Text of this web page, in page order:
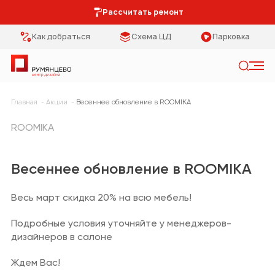
Рассчитать ремонт
Как добраться Схема ЦД Парковка
Категории
Предметы
Освещение
Кухонная мебель
Двери
Тип помещения
Столовая
Спальня
Гостиная
Главная Акции Весеннее обновление в ROOMIKA
ROOMIKA
Весеннее обновление в ROOMIKA
Весь март скидка 20% на всю мебель!
Подробные условия уточняйте у менеджеров-
дизайнеров в салоне
Ждем Вас!